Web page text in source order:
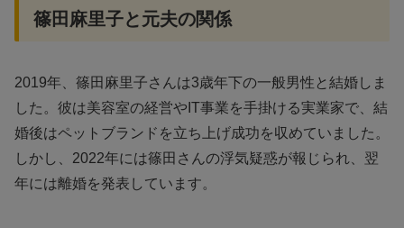
篠田麻里子と元夫の関係
2019年、篠田麻里子さんは3歳年下の一般男性と結婚しま
した。彼は美容室の経営やIT事業を手掛ける実業家で、結
婚後はペットブランドを立ち上げ成功を収めていました。
しかし、2022年には篠田さんの浮気疑惑が報じられ、翌
年には離婚を発表しています。